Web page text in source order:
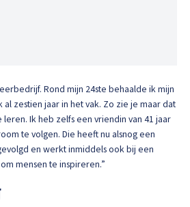
Rond mijn 24ste behaalde ik mijn
zestien jaar in het vak. Zo zie je maar dat
Ik heb zelfs een vriendin van 41 jaar
te volgen. Die heeft nu alsnog een
en werkt inmiddels ook bij een
mensen te inspireren.”